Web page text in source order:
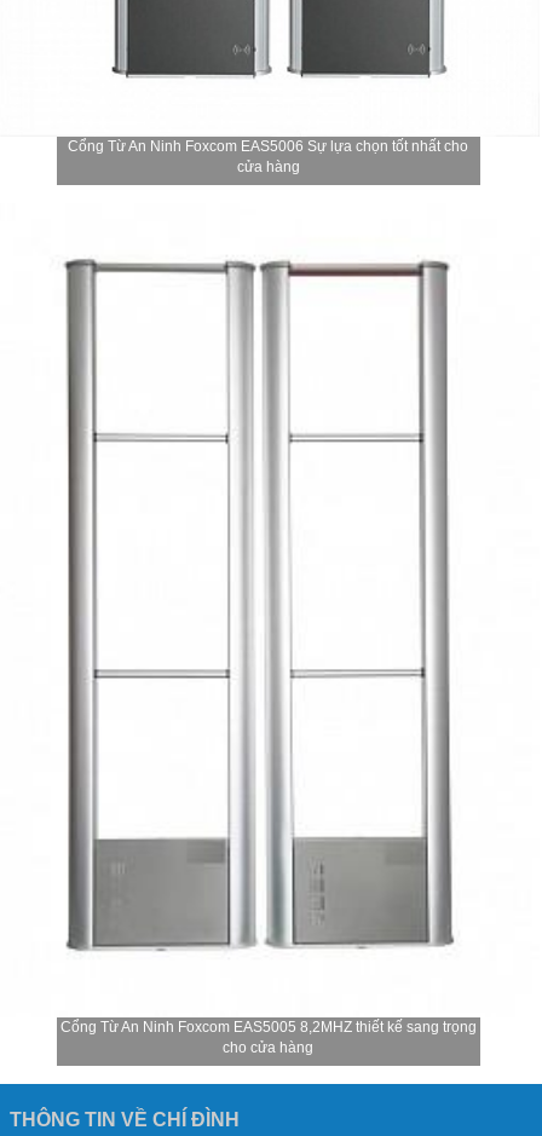
Cổng Từ An Ninh Foxcom EAS5006 Sự lựa chọn tốt nhất cho
cửa hàng
Cổng Từ An Ninh Foxcom EAS5005 8,2MHZ thiết kế sang trọng
cho cửa hàng
THÔNG TIN VỀ CHÍ ĐÌNH